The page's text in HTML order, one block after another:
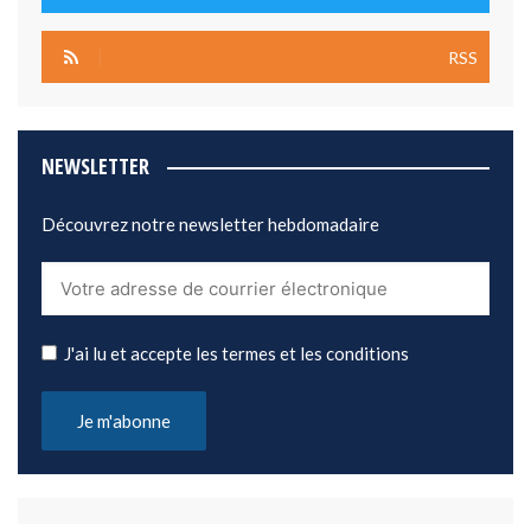
RSS
NEWSLETTER
Découvrez notre newsletter hebdomadaire
J'ai lu et accepte les termes et les conditions